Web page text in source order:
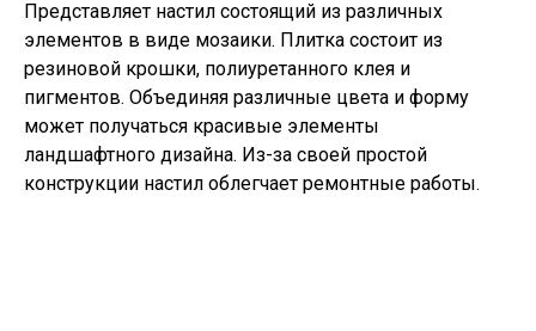
Представляет настил состоящий из различных
элементов в виде мозаики. Плитка состоит из
резиновой крошки, полиуретанного клея и
пигментов. Объединяя различные цвета и форму
может получаться красивые элементы
ландшафтного дизайна. Из-за своей простой
конструкции настил облегчает ремонтные работы.